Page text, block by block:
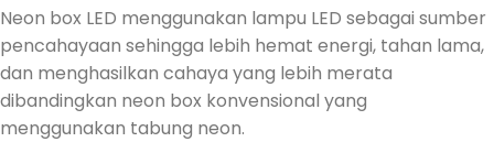
Neon box LED menggunakan lampu LED sebagai sumber
pencahayaan sehingga lebih hemat energi, tahan lama,
dan menghasilkan cahaya yang lebih merata
dibandingkan neon box konvensional yang
menggunakan tabung neon.